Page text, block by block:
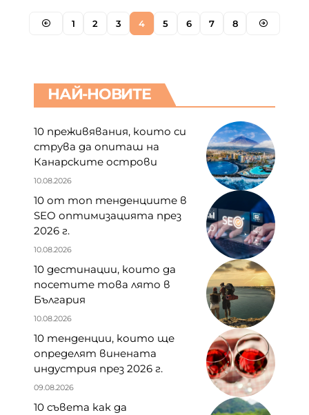
1 2 3 4 5 6 7 8
НАЙ-НОВИТЕ
10 преживявания, които си
струва да опиташ на
Канарските острови
10.08.2026
10 от топ тенденциите в
SEO оптимизацията през
2026 г.
10.08.2026
10 дестинации, които да
посетите това лято в
България
10.08.2026
10 тенденции, които ще
определят винената
индустрия през 2026 г.
09.08.2026
10 съвета как да